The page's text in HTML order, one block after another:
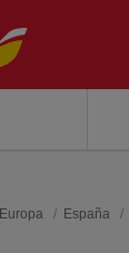
Europa España